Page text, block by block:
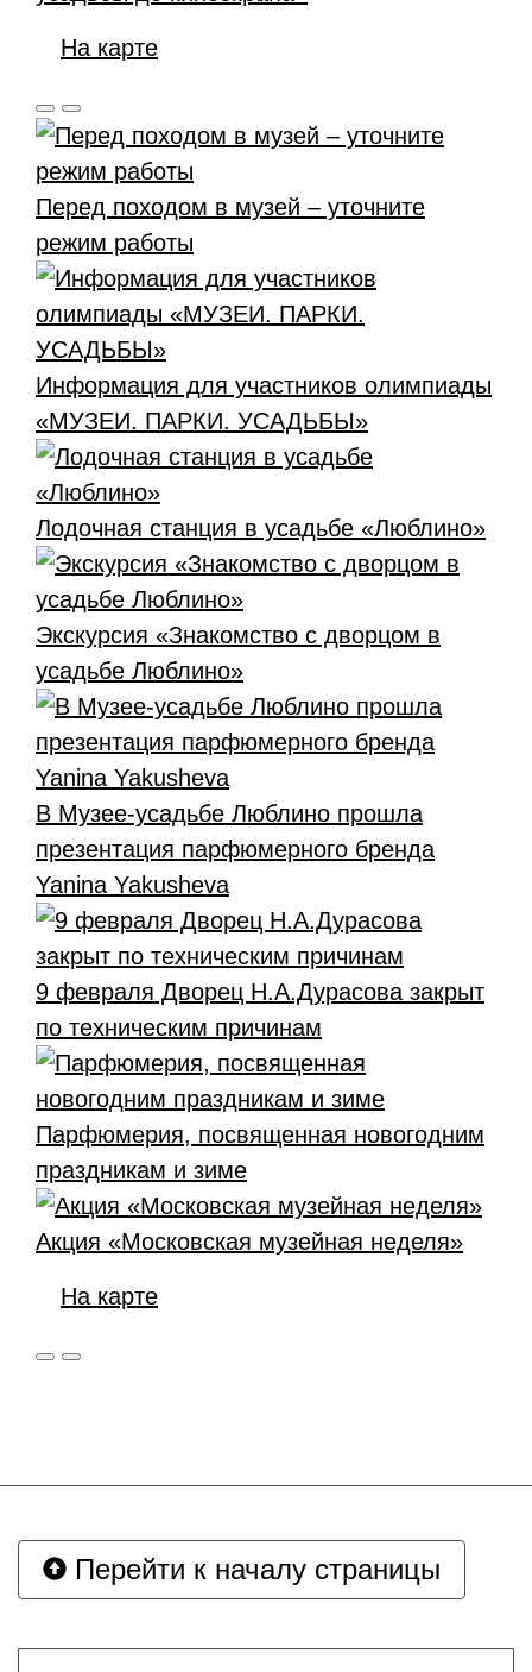
На карте
Перед походом в музей – уточните
режим работы
Информация для участников олимпиады
«МУЗЕИ. ПАРКИ. УСАДЬБЫ»
Лодочная станция в усадьбе «Люблино»
Экскурсия «Знакомство с дворцом в
усадьбе Люблино»
В Музее-усадьбе Люблино прошла
презентация парфюмерного бренда
Yanina Yakusheva
9 февраля Дворец Н.А.Дурасова закрыт
по техническим причинам
Парфюмерия, посвященная новогодним
праздникам и зиме
Акция «Московская музейная неделя»
На карте
Перейти к началу страницы